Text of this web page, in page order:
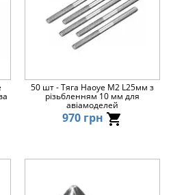
50 шт - Тяга Haoye M2 L25мм з
різьбленням 10 мм для
авіамоделей
970 грн